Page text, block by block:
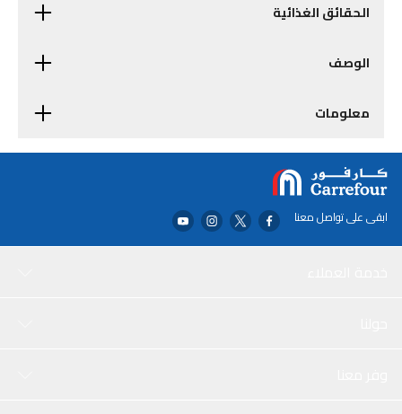
الحقائق الغذائية
الوصف
معلومات
ابقى على تواصل معنا